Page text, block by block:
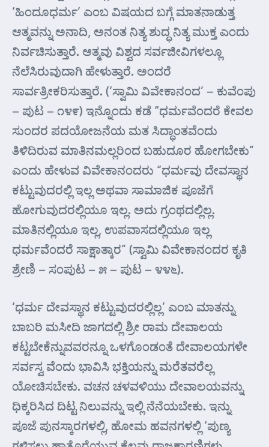
‘ಹಿಂದೂಧರ್ಮ’ ಎಂಬ ವಿಷಯದ ಬಗ್ಗೆ ಮಾತನಾಡುತ್ತ
ಆತ್ಮವನ್ನು ಅನಾದಿ, ಅನಂತ ನಿತ್ಯ ಶುದ್ಧ ನಿತ್ಯ ಮುಕ್ತ ಎಂದು
ನಿರ್ವಚಿಸುತ್ತಾರೆ. ಆತ್ಮವು ವಿಶ್ವದ ಸರ್ವಜೀವಿಗಳಲ್ಲೂ
ನೆಲೆಸಿರುವುದಾಗಿ ಹೇಳುತ್ತಾರೆ. ಅಂದರೆ
ಸಾರ್ವತ್ರೀಕರಿಸುತ್ತಾರೆ. (‘ಸ್ವಾಮಿ ವಿವೇಕಾನಂದ’ – ಕುವೆಂಪು
– ಪುಟ – ೧೪೯) ಇನ್ನೊಂದು ಕಡೆ “ಧರ್ಮವೆಂದರೆ ಕೇವಲ
ಸುಂದರ ಪದಯೋಜನೆಯ ಮತ ಸಿದ್ಧಾಂತವೆಂದು
ತಿಳಿದಿರುವ ಮಾತಿನಮಲ್ಲರಿಂದ ಬಹುದೂರ ಹೋಗಬೇಕು”
ಎಂದು ಹೇಳುವ ವಿವೇಕಾನಂದರು “ಧರ್ಮವು ದೇವಸ್ಥಾನ
ಕಟ್ಟುವುದರಲ್ಲಿ ಇಲ್ಲ ಅಥವಾ ಸಾಮಾಜಿಕ ಪೂಜೆಗೆ
ಹೋಗುವುದರಲ್ಲಿಯೂ ಇಲ್ಲ. ಅದು ಗ್ರಂಥದಲ್ಲಿಲ್ಲ.
ಮಾತಿನಲ್ಲಿಯೂ ಇಲ್ಲ, ಉಪವಾಸದಲ್ಲಿಯೂ ಇಲ್ಲ
ಧರ್ಮವೆಂದರೆ ಸಾಕ್ಷಾತ್ಕಾರ” (ಸ್ವಾಮಿ ವಿವೇಕಾನಂದರ ಕೃತಿ
ಶ್ರೇಣಿ – ಸಂಪುಟ – ೫ – ಪುಟ – ೪೪೬).
‘ಧರ್ಮ ದೇವಸ್ಥಾನ ಕಟ್ಟುವುದರಲ್ಲಿಲ್ಲ’ ಎಂಬ ಮಾತನ್ನು
ಬಾಬರಿ ಮಸೀದಿ ಜಾಗದಲ್ಲಿ ಶ್ರೀ ರಾಮ ದೇವಾಲಯ
ಕಟ್ಟಬೇಕೆನ್ನುವವರನ್ನೂ ಒಳಗೊಂಡಂತೆ ದೇವಾಲಯಗಳೇ
ಸರ್ವಸ್ವ ವೆಂದು ಭಾವಿಸಿ ಭಕ್ತಿಯನ್ನು ಮರೆತವರೆಲ್ಲ
ಯೋಚಿಸಬೇಕು. ವಚನ ಚಳವಳಿಯು ದೇವಾಲಯವನ್ನು
ಧಿಕ್ಕರಿಸಿದ ದಿಟ್ಟ ನಿಲುವನ್ನು ಇಲ್ಲಿ ನೆನೆಯಬೇಕು. ಇನ್ನು
ಪೂಜೆ ಪುನಸ್ಕಾರಗಳಲ್ಲಿ, ಹೋಮ ಹವನಗಳಲ್ಲಿ ‘ಪುಣ್ಯ